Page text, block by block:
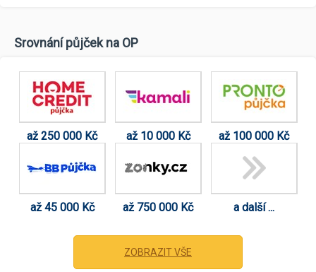
Srovnání půjček na OP
až 250 000 Kč až 10 000 Kč až 100 000 Kč
až 45 000 Kč až 750 000 Kč a další ...
ZOBRAZIT VŠE